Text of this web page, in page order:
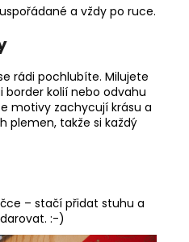
a vždy po ruce.
rádi pochlubíte. Milujete
border kolií nebo odvahu
motivy zachycují krásu a
plemen, takže si každý
– stačí přidat stuhu a
:-)